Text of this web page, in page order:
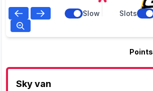
Slow Slots
Sky van